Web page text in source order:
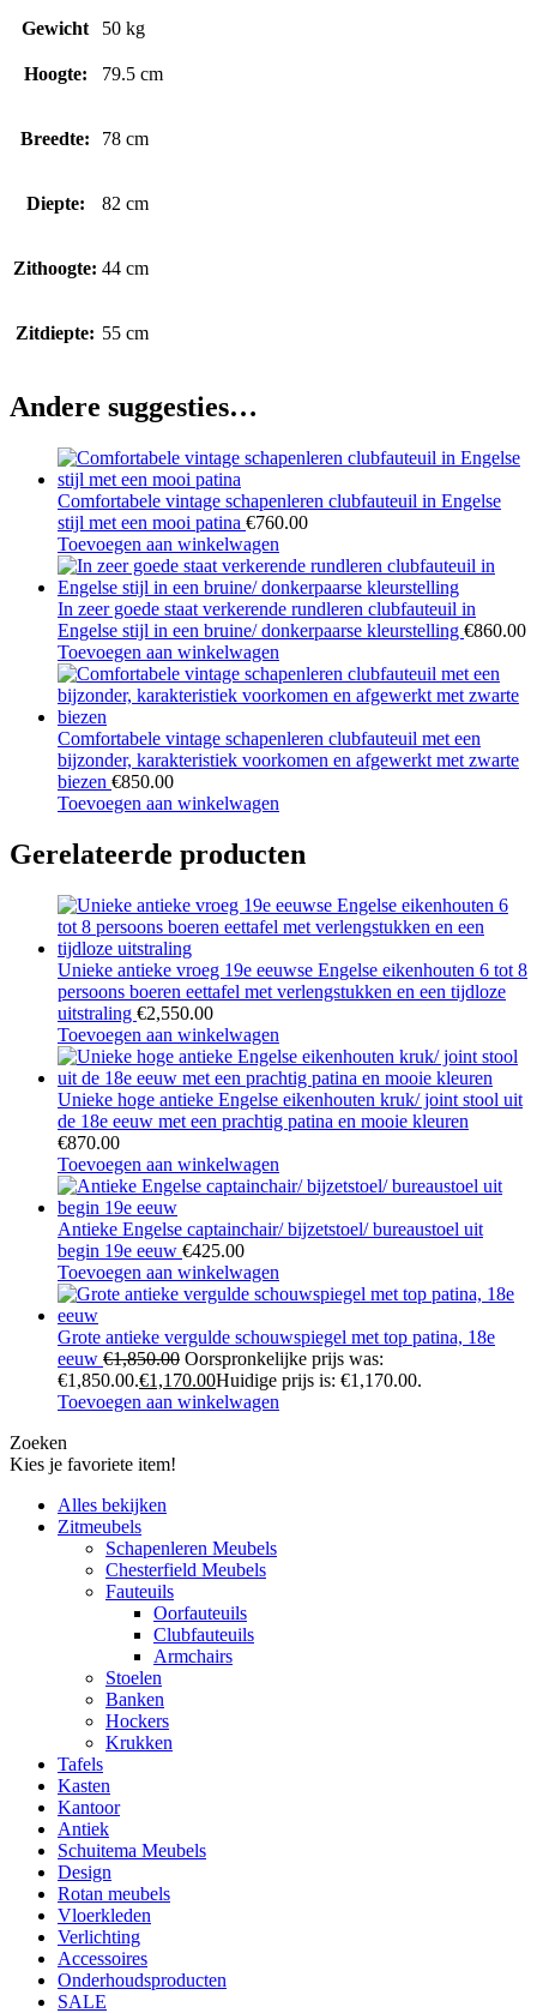
Gewicht 50 kg
Hoogte: 79.5 cm
Breedte: 78 cm
Diepte: 82 cm
Zithoogte: 44 cm
Zitdiepte: 55 cm
Andere suggesties…
Comfortabele vintage schapenleren clubfauteuil in Engelse
stijl met een mooi patina €760.00
Toevoegen aan winkelwagen
In zeer goede staat verkerende rundleren clubfauteuil in
Engelse stijl in een bruine/ donkerpaarse kleurstelling €860.00
Toevoegen aan winkelwagen
Comfortabele vintage schapenleren clubfauteuil met een
bijzonder, karakteristiek voorkomen en afgewerkt met zwarte
biezen €850.00
Toevoegen aan winkelwagen
Gerelateerde producten
Unieke antieke vroeg 19e eeuwse Engelse eikenhouten 6 tot 8
persoons boeren eettafel met verlengstukken en een tijdloze
uitstraling €2,550.00
Toevoegen aan winkelwagen
Unieke hoge antieke Engelse eikenhouten kruk/ joint stool uit
de 18e eeuw met een prachtig patina en mooie kleuren
€870.00
Toevoegen aan winkelwagen
Antieke Engelse captainchair/ bijzetstoel/ bureaustoel uit
begin 19e eeuw €425.00
Toevoegen aan winkelwagen
Grote antieke vergulde schouwspiegel met top patina, 18e
eeuw €1,850.00 Oorspronkelijke prijs was:
€1,850.00.€1,170.00Huidige prijs is: €1,170.00.
Toevoegen aan winkelwagen
Zoeken
Kies je favoriete item!
Alles bekijken
Zitmeubels
Schapenleren Meubels
Chesterfield Meubels
Fauteuils
Oorfauteuils
Clubfauteuils
Armchairs
Stoelen
Banken
Hockers
Krukken
Tafels
Kasten
Kantoor
Antiek
Schuitema Meubels
Design
Rotan meubels
Vloerkleden
Verlichting
Accessoires
Onderhoudsproducten
SALE